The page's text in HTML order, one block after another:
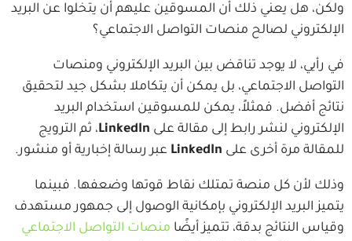
ولكن، هل يعني ذلك أن المسوقين عليهم أن يتخلوا عن البريد
الإلكتروني لصالح منصات التواصل الاجتماعي؟
في رأيي، لا يوجد تناقض بين البريد الإلكتروني ومنصات
التواصل الاجتماعي، بل يمكن أن يتكاملا بشكل جيد لتحقيق
نتائج أفضل. فمثلاً، يمكن للمسوقين استخدام البريد
الإلكتروني لنشر رابط إلى مقالة على LinkedIn، ثم الترويج
للمقالة مرة أخرى على LinkedIn عبر رسالة إخبارية أو منشور.
وذلك لأن كل منصة تمتلك نقاط قوتها وضعفها. فبينما
يتميز البريد الإلكتروني بإمكانية الوصول إلى جمهور مستهدف
وقياس النتائج بدقة، تتميز أيضًا منصات التواصل الاجتماعي